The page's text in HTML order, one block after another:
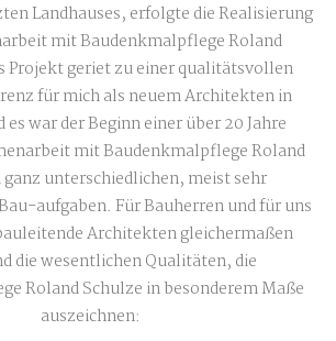
Landhauses, erfolgte die Realisierung
mit Baudenkmalpflege Roland
Projekt geriet zu einer qualitätsvollen
für mich als neuem Architekten in
es war der Beginn einer über 20 Jahre
mit Baudenkmalpflege Roland
ganz unterschiedlichen, meist sehr
aufgaben. Für Bauherren und für uns
Architekten gleichermaßen
die wesentlichen Qualitäten, die
Roland Schulze in besonderem Maße
auszeichnen: